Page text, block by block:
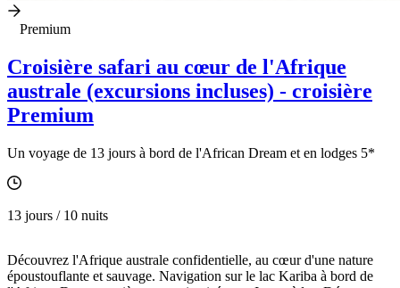
Premium
Croisière safari au cœur de l'Afrique
australe (excursions incluses) - croisière
Premium
Un voyage de 13 jours à bord de l'African Dream et en lodges 5*
13 jours / 10 nuits
Découvrez l'Afrique australe confidentielle, au cœur d'une nature
époustouflante et sauvage. Navigation sur le lac Kariba à bord de